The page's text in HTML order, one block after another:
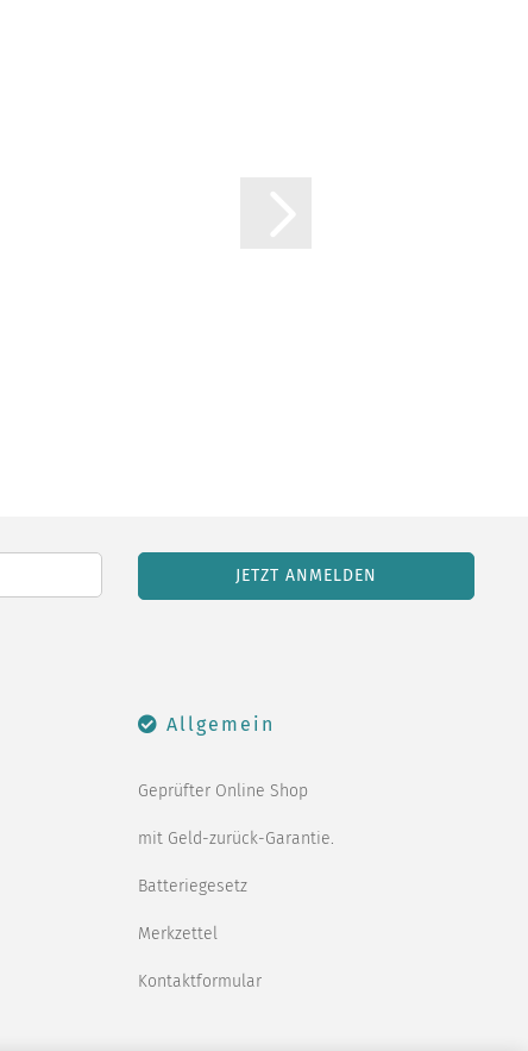
Allgemein
Geprüfter Online Shop
mit Geld-zurück-Garantie.
Batteriegesetz
Merkzettel
Kontaktformular